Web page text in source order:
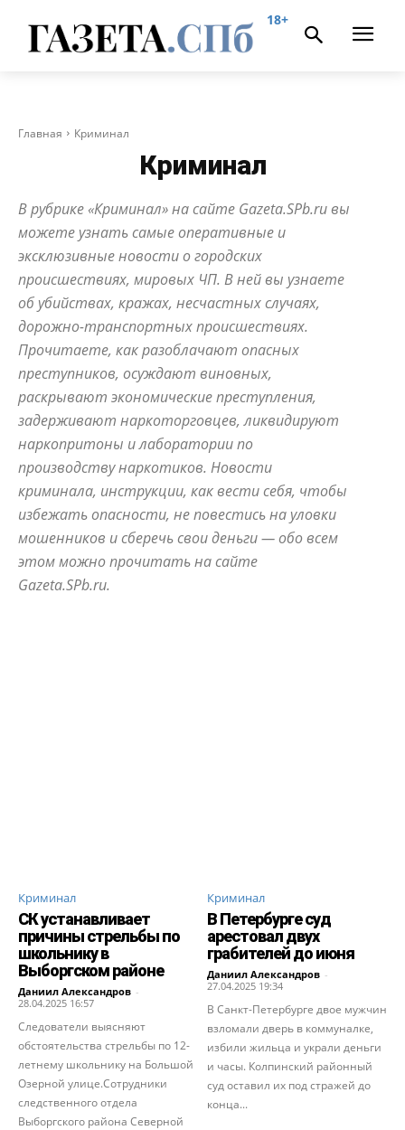
18+
Главная Криминал
Криминал
В рубрике «Криминал» на сайте Gazeta.SPb.ru вы
можете узнать самые оперативные и
эксклюзивные новости о городских
происшествиях, мировых ЧП. В ней вы узнаете
об убийствах, кражах, несчастных случаях,
дорожно-транспортных происшествиях.
Прочитаете, как разоблачают опасных
преступников, осуждают виновных,
раскрывают экономические преступления,
задерживают наркоторговцев, ликвидируют
наркопритоны и лаборатории по
производству наркотиков. Новости
криминала, инструкции, как вести себя, чтобы
избежать опасности, не повестись на уловки
мошенников и сберечь свои деньги — обо всем
этом можно прочитать на сайте
Gazeta.SPb.ru.
Криминал
СК устанавливает
причины стрельбы по
школьнику в
Выборгском районе
Даниил Александров -
28.04.2025 16:57
Следователи выясняют
обстоятельства стрельбы по 12-
летнему школьнику на Большой
Озерной улице.Сотрудники
следственного отдела
Выборгского района Северной
Криминал
В Петербурге суд
арестовал двух
грабителей до июня
Даниил Александров -
27.04.2025 19:34
В Санкт-Петербурге двое мужчин
взломали дверь в коммуналке,
избили жильца и украли деньги
и часы. Колпинский районный
суд оставил их под стражей до
конца...